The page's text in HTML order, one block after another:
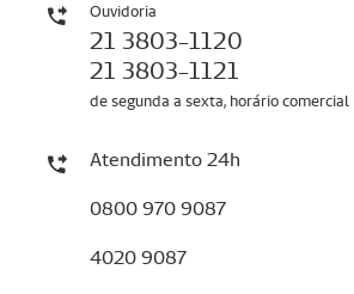
Ouvidoria
21 3803-1120
21 3803-1121
de segunda a sexta, horário comercial
Atendimento 24h
0800 970 9087
4020 9087